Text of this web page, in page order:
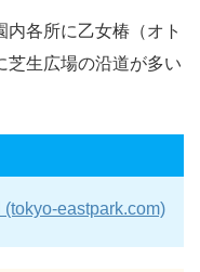
各所に乙女椿（オト
芝生広場の沿道が多い
eastpark.com)